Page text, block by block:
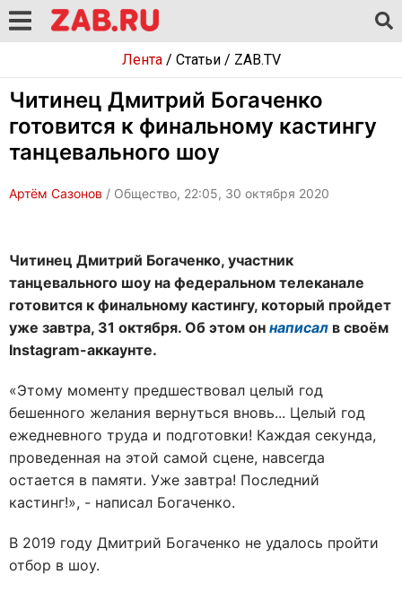
Лента/ Статьи/ ZAB.TV
Читинец Дмитрий Богаченко
готовится к финальному кастингу
танцевального шоу
Артём Сазонов / Общество, 22:05, 30 октября 2020
Читинец Дмитрий Богаченко, участник
танцевального шоу на федеральном телеканале
готовится к финальному кастингу, который пройдет
уже завтра, 31 октября. Об этом он написал в своём
Instagram-аккаунте.
«Этому моменту предшествовал целый год
бешенного желания вернуться вновь... Целый год
ежедневного труда и подготовки! Каждая секунда,
проведенная на этой самой сцене, навсегда
остается в памяти. Уже завтра! Последний
кастинг!», - написал Богаченко.
В 2019 году Дмитрий Богаченко не удалось пройти
отбор в шоу.